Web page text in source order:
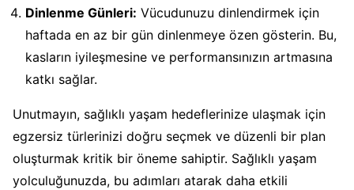
Dinlenme Günleri: Vücudunuzu dinlendirmek için
haftada en az bir gün dinlenmeye özen gösterin. Bu,
kasların iyileşmesine ve performansınızın artmasına
katkı sağlar.
Unutmayın, sağlıklı yaşam hedeflerinize ulaşmak için
egzersiz türlerinizi doğru seçmek ve düzenli bir plan
oluşturmak kritik bir öneme sahiptir. Sağlıklı yaşam
yolculuğunuzda, bu adımları atarak daha etkili